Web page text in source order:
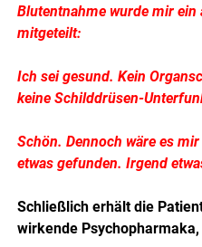
Blutentnahme wurde mir
mitgeteilt:
Ich sei gesund. Kein
keine Schilddrüsen-
Schön. Dennoch wäre es
etwas gefunden. Irgend
Schließlich erhält die
wirkende